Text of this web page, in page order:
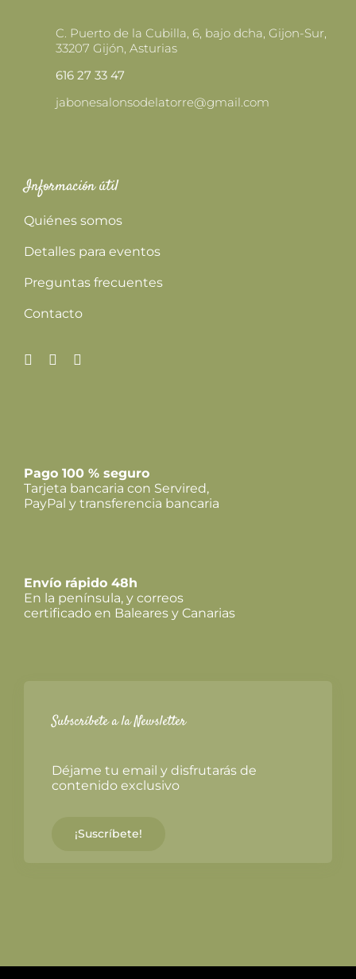
C. Puerto de la Cubilla, 6, bajo dcha, Gijon-Sur,
33207 Gijón, Asturias
616 27 33 47
jabonesalonsodelatorre@gmail.com
Información útil
Quiénes somos
Detalles para eventos
Preguntas frecuentes
Contacto
Pago 100 % seguro
Tarjeta bancaria con Servired,
PayPal y transferencia bancaria
Envío rápido 48h
En la península, y correos
certificado en Baleares y Canarias
Subscríbete a la Newsletter
Déjame tu email y disfrutarás de
contenido exclusivo
¡Suscríbete!